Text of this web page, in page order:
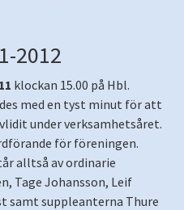
2012
klockan 15.00 på Hbl.
med en tyst minut för att
under verksamhetsåret.
för föreningen.
alltså av ordinarie
Tage Johansson, Leif
samt suppleanterna Thure